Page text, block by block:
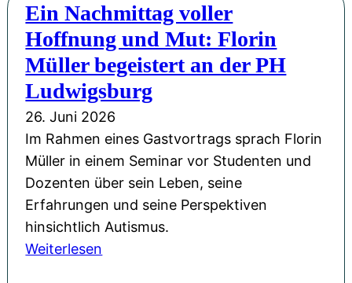
n
e
r
S
a
c
h
e
:
U
n
s
Ein Nachmittag voller
Hoffnung und Mut: Florin
Müller begeistert an der PH
Ludwigsburg
26. Juni 2026
Im Rahmen eines Gastvortrags sprach Florin
Müller in einem Seminar vor Studenten und
Dozenten über sein Leben, seine
Erfahrungen und seine Perspektiven
hinsichtlich Autismus.
Weiterlesen